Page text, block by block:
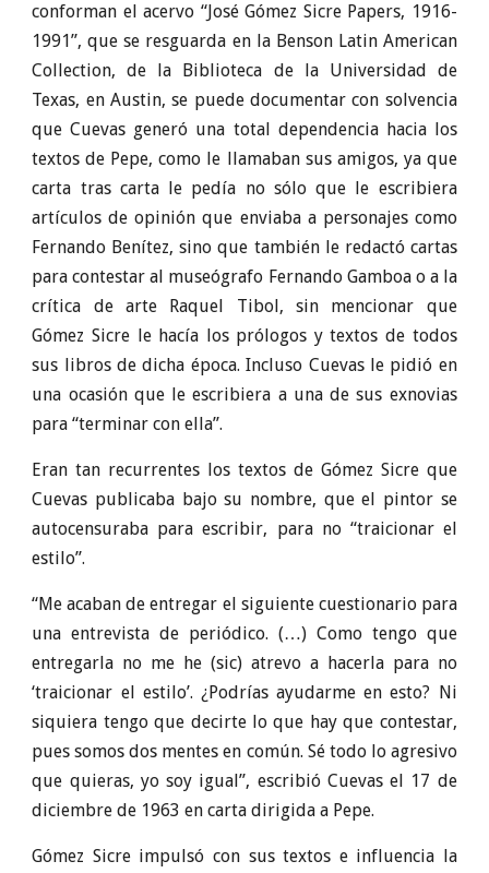
conforman el acervo “José Gómez Sicre Papers, 1916-
1991”, que se resguarda en la Benson Latin American
Collection, de la Biblioteca de la Universidad de
Texas, en Austin, se puede documentar con solvencia
que Cuevas generó una total dependencia hacia los
textos de Pepe, como le llamaban sus amigos, ya que
carta tras carta le pedía no sólo que le escribiera
artículos de opinión que enviaba a personajes como
Fernando Benítez, sino que también le redactó cartas
para contestar al museógrafo Fernando Gamboa o a la
crítica de arte Raquel Tibol, sin mencionar que
Gómez Sicre le hacía los prólogos y textos de todos
sus libros de dicha época. Incluso Cuevas le pidió en
una ocasión que le escribiera a una de sus exnovias
para “terminar con ella”.
Eran tan recurrentes los textos de Gómez Sicre que
Cuevas publicaba bajo su nombre, que el pintor se
autocensuraba para escribir, para no “traicionar el
estilo”.
“Me acaban de entregar el siguiente cuestionario para
una entrevista de periódico. (…) Como tengo que
entregarla no me he (sic) atrevo a hacerla para no
‘traicionar el estilo’. ¿Podrías ayudarme en esto? Ni
siquiera tengo que decirte lo que hay que contestar,
pues somos dos mentes en común. Sé todo lo agresivo
que quieras, yo soy igual”, escribió Cuevas el 17 de
diciembre de 1963 en carta dirigida a Pepe.
Gómez Sicre impulsó con sus textos e influencia la